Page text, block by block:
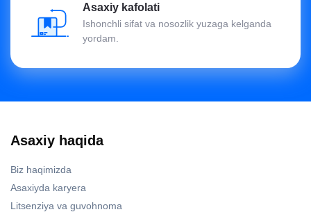
Asaxiy kafolati
Ishonchli sifat va nosozlik yuzaga kelganda
yordam.
Asaxiy haqida
Biz haqimizda
Asaxiyda karyera
Litsenziya va guvohnoma